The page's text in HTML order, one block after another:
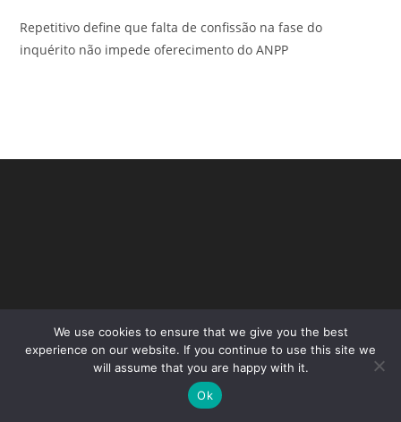
Repetitivo define que falta de confissão na fase do
inquérito não impede oferecimento do ANPP
Copyright - WordPress Theme by OceanWP
We use cookies to ensure that we give you the best
experience on our website. If you continue to use this site we
will assume that you are happy with it.
Ok